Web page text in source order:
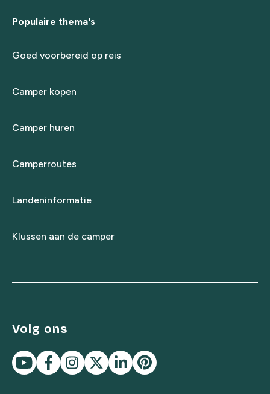
Populaire thema's
Goed voorbereid op reis
Camper kopen
Camper huren
Camperroutes
Landeninformatie
Klussen aan de camper
Volg ons